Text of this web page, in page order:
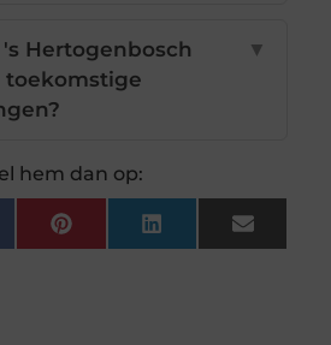
Hertogenbosch
toekomstige
▼
hem dan op:
PinterestLinkedInEmail